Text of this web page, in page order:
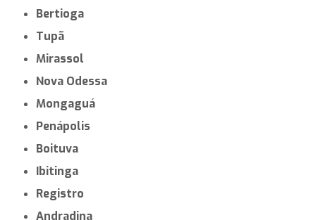
Bertioga
Tupã
Mirassol
Nova Odessa
Mongaguá
Penápolis
Boituva
Ibitinga
Registro
Andradina